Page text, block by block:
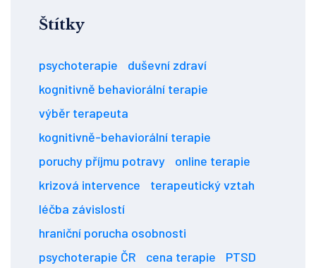
Štítky
psychoterapie
duševní zdraví
kognitivně behaviorální terapie
výběr terapeuta
kognitivně-behaviorální terapie
poruchy příjmu potravy
online terapie
krizová intervence
terapeutický vztah
léčba závislostí
hraniční porucha osobnosti
psychoterapie ČR
cena terapie
PTSD